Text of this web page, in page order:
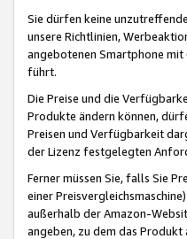
Sie dürfen keine
unsere Richtlinien,
angebotenen Smartphone mit
führt.
Die Preise und die
Produkte ändern können,
Preisen und Verfügbarkeit
der Lizenz festgelegten
Ferner müssen Sie, falls Sie
einer
außerhalb der Amazon-
angeben, zu dem das